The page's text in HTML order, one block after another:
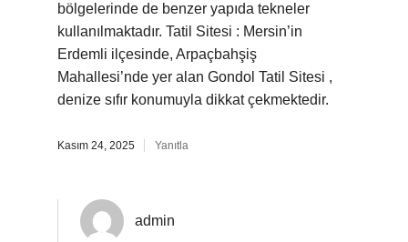
bölgelerinde de benzer yapıda tekneler
kullanılmaktadır. Tatil Sitesi : Mersin’in
Erdemli ilçesinde, Arpaçbahşiş
Mahallesi’nde yer alan Gondol Tatil Sitesi ,
denize sıfır konumuyla dikkat çekmektedir.
Kasım 24, 2025 Yanıtla
admin